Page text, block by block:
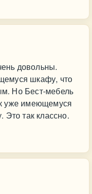
довольны.
шкафу, что
Но Бест-мебель
уже имеющемуся
так классно.